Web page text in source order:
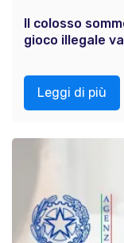
Il colosso
gioco illegale
Leggi di più